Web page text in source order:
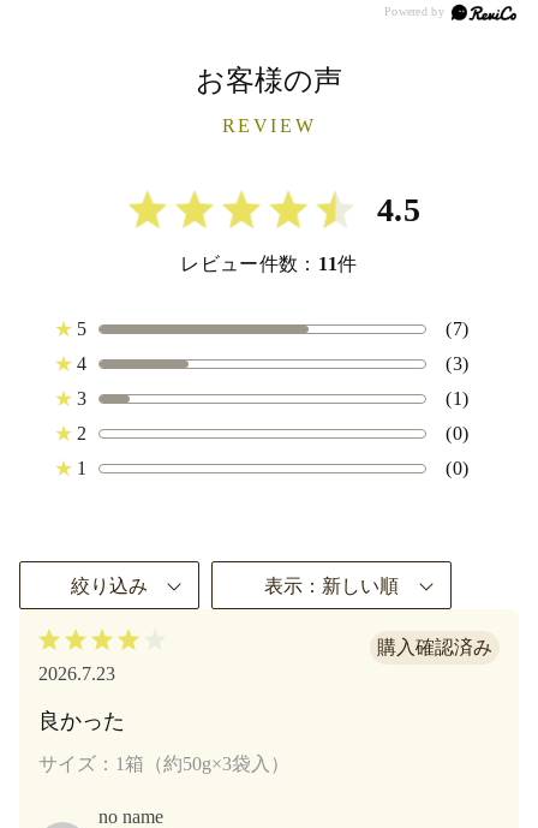
お客様の声
REVIEW
4.5
レビュー件数： 11件
★ 5
(7)
★ 4
(3)
★ 3
(1)
★ 2
(0)
★ 1 (0)
絞り込み 表示：新しい順
2026.7.23
良かった
サイズ：1箱（約50g×3袋入）
no name